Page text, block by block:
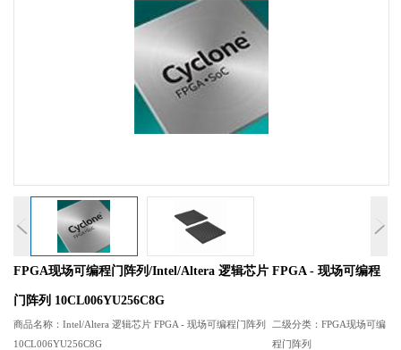
FPGA现场可编程门阵列/Intel/Altera 逻辑芯片 FPGA - 现场可编程
门阵列 10CL006YU256C8G
商品名称：Intel/Altera 逻辑芯片 FPGA - 现场可编程门阵列
10CL006YU256C8G
二级分类：FPGA现场可编
程门阵列